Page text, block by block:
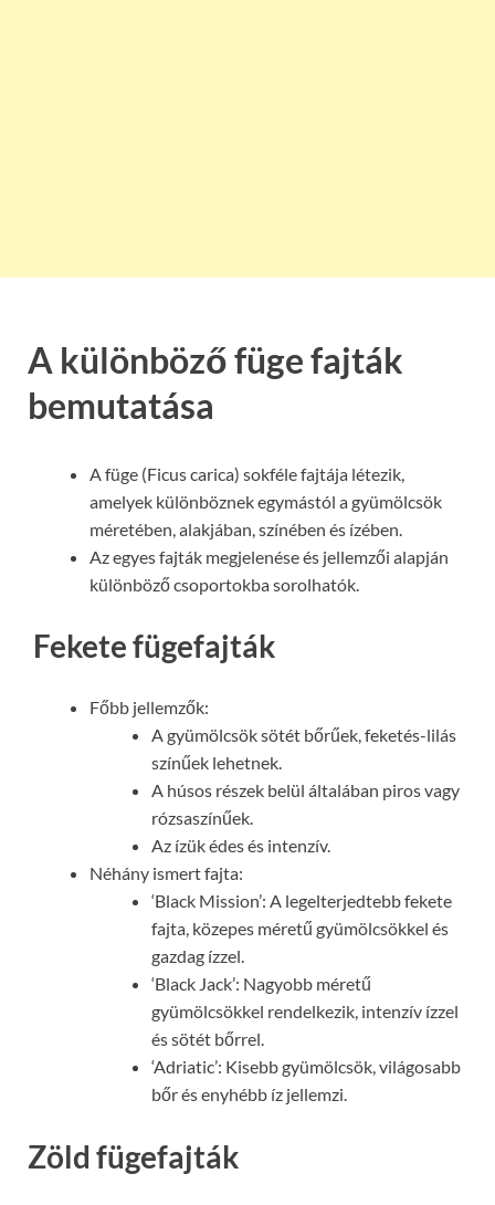
A különböző füge fajták
bemutatása
A füge (Ficus carica) sokféle fajtája létezik,
amelyek különböznek egymástól a gyümölcsök
méretében, alakjában, színében és ízében.
Az egyes fajták megjelenése és jellemzői alapján
különböző csoportokba sorolhatók.
Fekete fügefajták
Főbb jellemzők:
A gyümölcsök sötét bőrűek, feketés-lilás
színűek lehetnek.
A húsos részek belül általában piros vagy
rózsaszínűek.
Az ízük édes és intenzív.
Néhány ismert fajta:
‘Black Mission’: A legelterjedtebb fekete
fajta, közepes méretű gyümölcsökkel és
gazdag ízzel.
‘Black Jack’: Nagyobb méretű
gyümölcsökkel rendelkezik, intenzív ízzel
és sötét bőrrel.
‘Adriatic’: Kisebb gyümölcsök, világosabb
bőr és enyhébb íz jellemzi.
Zöld fügefajták